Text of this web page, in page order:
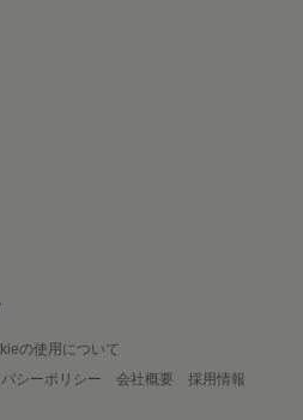
の使用について
シーポリシー 会社概要
採用情報